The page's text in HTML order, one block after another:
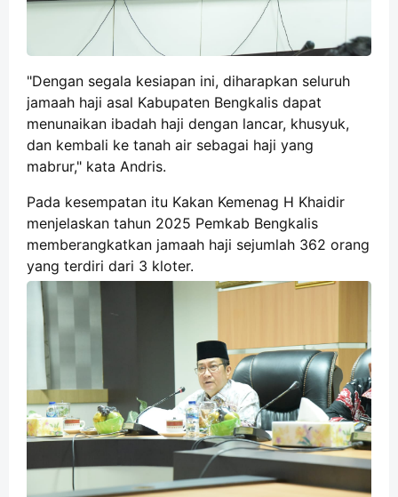
"Dengan segala kesiapan ini, diharapkan seluruh
jamaah haji asal Kabupaten Bengkalis dapat
menunaikan ibadah haji dengan lancar, khusyuk,
dan kembali ke tanah air sebagai haji yang
mabrur," kata Andris.
Pada kesempatan itu Kakan Kemenag H Khaidir
menjelaskan tahun 2025 Pemkab Bengkalis
memberangkatkan jamaah haji sejumlah 362 orang
yang terdiri dari 3 kloter.